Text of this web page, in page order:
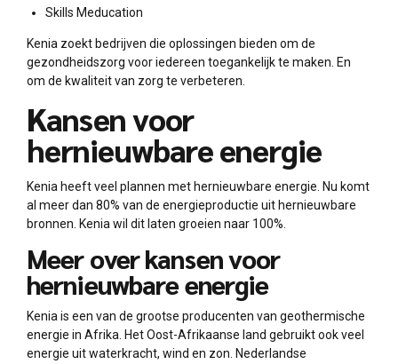
Skills Meducation
Kenia zoekt bedrijven die oplossingen bieden om de
gezondheidszorg voor iedereen toegankelijk te maken. En
om de kwaliteit van zorg te verbeteren.
Kansen voor
hernieuwbare energie
Kenia heeft veel plannen met hernieuwbare energie. Nu komt
al meer dan 80% van de energieproductie uit hernieuwbare
bronnen. Kenia wil dit laten groeien naar 100%.
Meer over kansen voor
hernieuwbare energie
Kenia is een van de grootse producenten van geothermische
energie in Afrika. Het Oost-Afrikaanse land gebruikt ook veel
energie uit waterkracht, wind en zon. Nederlandse